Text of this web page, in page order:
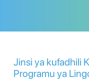
Jinsi ya kufadhili
Programu ya